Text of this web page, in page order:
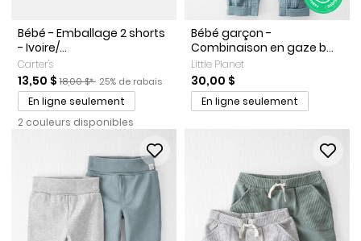
Bébé - Emballage 2 shorts
- Ivoire/...
Carter's
Prix de solde
13,50 $Prix ​​de détail suggéré par le fabricant
18,00 $* Pourcentage de rabais
25% de rabais
En ligne seulement
2 couleurs disponibles
Bébé garçon -
Combinaison en gaze b...
Little Planet
30,00 $
En ligne seulement